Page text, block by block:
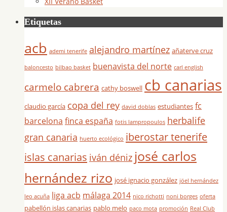
Etiquetas
acb ademi tenerife alejandro martínez añaterve cruz
baloncesto bilbao basket buenavista del norte carl english
carmelo cabrera cathy boswell cb canarias
claudio garcía copa del rey david doblas estudiantes fc
barcelona finca españa fotis lampropoulos herbalife
gran canaria huerto ecológico iberostar tenerife
islas canarias iván déniz josé carlos
hernández rizo josé ignacio gonzález jöel hernández
leo acuña liga acb málaga 2014 nico richotti noni borges oferta
pabellón islas canarias pablo melo paco mota promoción Real Club